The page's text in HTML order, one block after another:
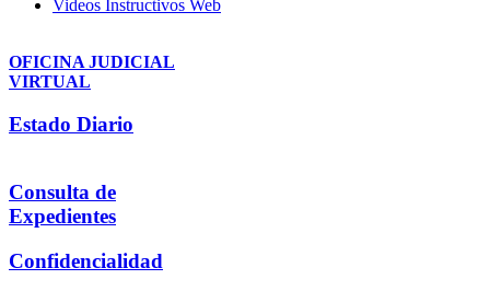
Videos Instructivos Web
OFICINA JUDICIAL
VIRTUAL
Estado Diario
Consulta de
Expedientes
Confidencialidad